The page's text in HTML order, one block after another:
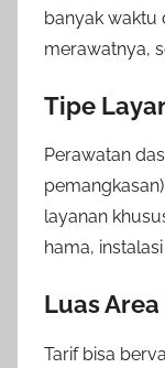
banyak waktu
merawatnya,
Tipe
Perawatan
layanan
hama,
Luas
Tarif bisa